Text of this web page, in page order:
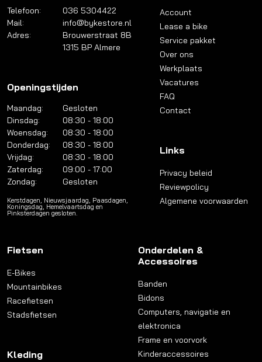
Telefoon:
036 5304422
Mail:
info@bykestore.nl
Adres:
Brouwerstraat 8B
1315 BP Almere
Openingstijden
Maandag:
Gesloten
Dinsdag:
08:30 - 18:00
Woensdag:
08:30 - 18:00
Donderdag:
08:30 - 18:00
Vrijdag:
08:30 - 18:00
Zaterdag:
09:00 - 17:00
Zondag:
Gesloten
Kerstdagen, Nieuwsjaardag, Paasdagen,
Koningsdag, Hemelvaartsdag en
Pinksterdagen gesloten.
Account
Lease a bike
Service pakket
Over ons
Werkplaats
Vacatures
FAQ
Contact
Links
Privacy beleid
Reviewpolicy
Algemene voorwaarden
Fietsen
E-Bikes
Mountainbikes
Racefietsen
Stadsfietsen
Kleding
Onderdelen &
Accessoires
Banden
Bidons
Computers, navigatie en
elektronica
Frame en voorvork
Kinderaccessoires